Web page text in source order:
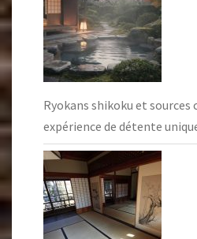
Ryokans shikoku et sources
expérience de détente